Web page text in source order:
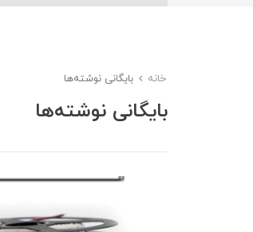
خانه بایگانی نوشته‌ها
بایگانی نوشته‌ها